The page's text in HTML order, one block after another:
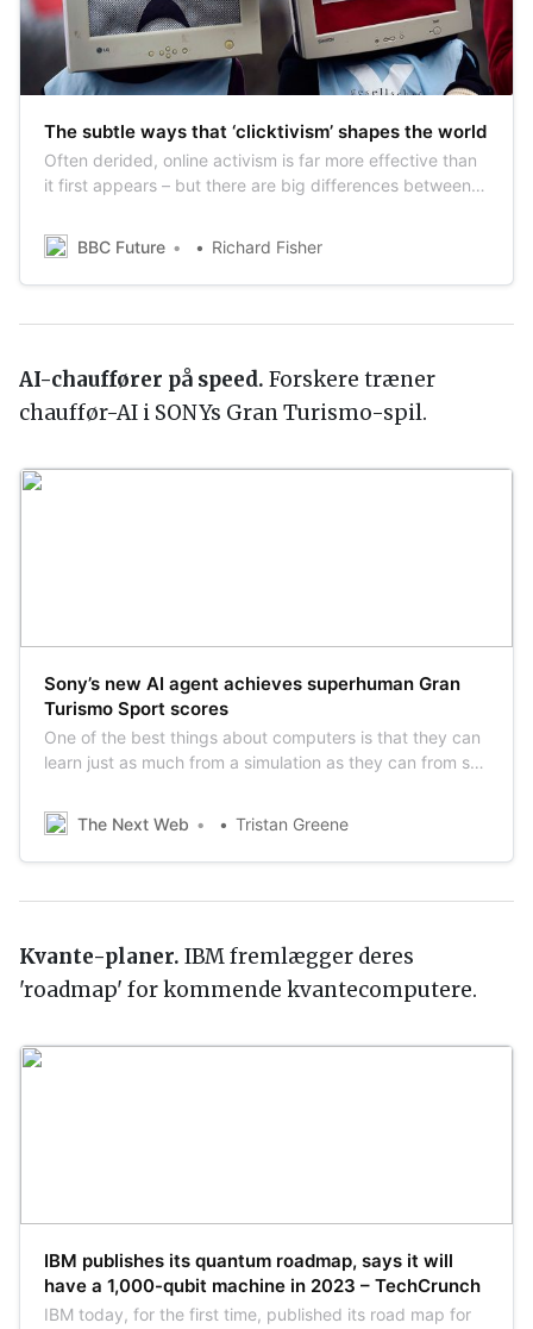
The subtle ways that ‘clicktivism’ shapes the world
Often derided, online activism is far more effective than
it first appears – but there are big differences between
BBC Future
Richard Fisher
AI-chauffører på speed. Forskere træner
chauffør-AI i SONYs Gran Turismo-spil.
Sony’s new AI agent achieves superhuman Gran
Turismo Sport scores
One of the best things about computers is that they can
learn just as much from a simulation as they can from so-
proper simulator, we can teach AI to drive cars without
ever putting a single human in danger. Just about every
AI company trains th…
The Next Web Tristan Greene
Kvante-planer. IBM fremlægger deres
'roadmap' for kommende kvantecomputere.
IBM publishes its quantum roadmap, says it will
have a 1,000-qubit machine in 2023 – TechCrunch
IBM today, for the first time, published its road map for